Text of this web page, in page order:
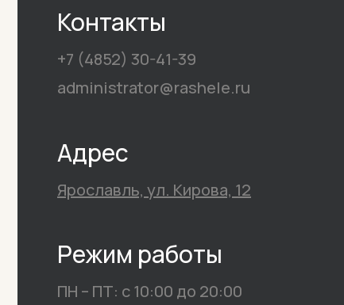
Контакты
Адрес
Режим работы
+7 (4852) 30-41-39
Ярославль, ул. Кирова, 12
ПН – ПТ: с 10:00 до 20:00
administrator@rashele.ru